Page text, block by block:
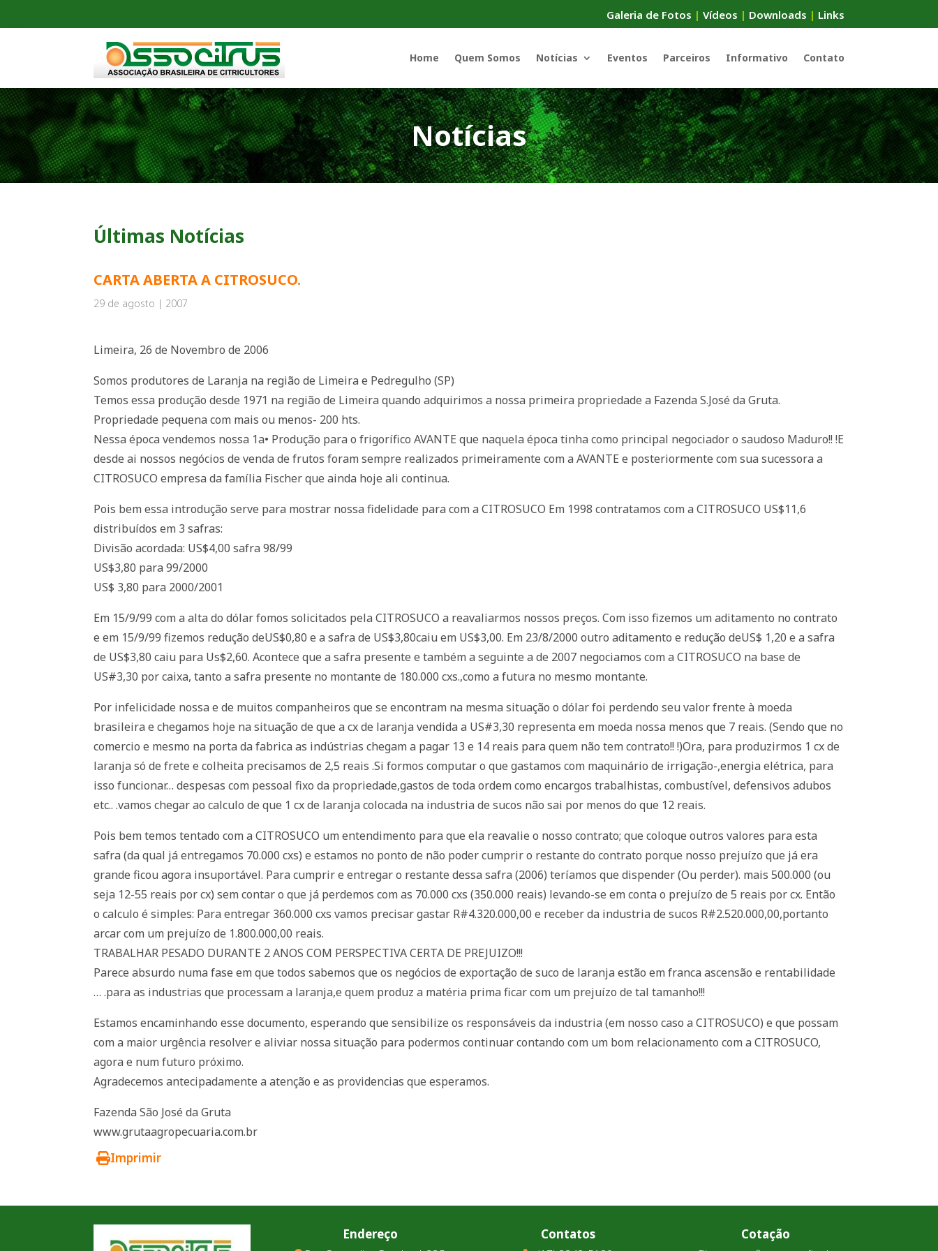
Galeria de Fotos | Vídeos | Downloads | Links
Home Quem Somos Notícias Eventos Parceiros Informativo Contato
Notícias
Últimas Notícias
CARTA ABERTA A CITROSUCO.
29 de agosto | 2007
Limeira, 26 de Novembro de 2006
Somos produtores de Laranja na região de Limeira e Pedregulho (SP)
Temos essa produção desde 1971 na região de Limeira quando adquirimos a nossa primeira propriedade a Fazenda S.José da Gruta.
Propriedade pequena com mais ou menos- 200 hts.
Nessa época vendemos nossa 1a• Produção para o frigorífico AVANTE que naquela época tinha como principal negociador o saudoso Maduro!! !E
desde ai nossos negócios de venda de frutos foram sempre realizados primeiramente com a AVANTE e posteriormente com sua sucessora a
CITROSUCO empresa da família Fischer que ainda hoje ali continua.
Pois bem essa introdução serve para mostrar nossa fidelidade para com a CITROSUCO Em 1998 contratamos com a CITROSUCO US$11,6
distribuídos em 3 safras:
Divisão acordada: US$4,00 safra 98/99
US$3,80 para 99/2000
US$ 3,80 para 2000/2001
Em 15/9/99 com a alta do dólar fomos solicitados pela CITROSUCO a reavaliarmos nossos preços. Com isso fizemos um aditamento no contrato
e em 15/9/99 fizemos redução deUS$0,80 e a safra de US$3,80caiu em US$3,00. Em 23/8/2000 outro aditamento e redução deUS$ 1,20 e a safra
de US$3,80 caiu para Us$2,60. Acontece que a safra presente e também a seguinte a de 2007 negociamos com a CITROSUCO na base de
US#3,30 por caixa, tanto a safra presente no montante de 180.000 cxs.,como a futura no mesmo montante.
Por infelicidade nossa e de muitos companheiros que se encontram na mesma situação o dólar foi perdendo seu valor frente à moeda
brasileira e chegamos hoje na situação de que a cx de laranja vendida a US#3,30 representa em moeda nossa menos que 7 reais. (Sendo que no
comercio e mesmo na porta da fabrica as indústrias chegam a pagar 13 e 14 reais para quem não tem contrato!! !)Ora, para produzirmos 1 cx de
laranja só de frete e colheita precisamos de 2,5 reais .Si formos computar o que gastamos com maquinário de irrigação-,energia elétrica, para
isso funcionar… despesas com pessoal fixo da propriedade,gastos de toda ordem como encargos trabalhistas, combustível, defensivos adubos
etc.. .vamos chegar ao calculo de que 1 cx de laranja colocada na industria de sucos não sai por menos do que 12 reais.
Pois bem temos tentado com a CITROSUCO um entendimento para que ela reavalie o nosso contrato; que coloque outros valores para esta
safra (da qual já entregamos 70.000 cxs) e estamos no ponto de não poder cumprir o restante do contrato porque nosso prejuízo que já era
grande ficou agora insuportável. Para cumprir e entregar o restante dessa safra (2006) teríamos que dispender (Ou perder). mais 500.000 (ou
seja 12-55 reais por cx) sem contar o que já perdemos com as 70.000 cxs (350.000 reais) levando-se em conta o prejuízo de 5 reais por cx. Então
o calculo é simples: Para entregar 360.000 cxs vamos precisar gastar R#4.320.000,00 e receber da industria de sucos R#2.520.000,00,portanto
arcar com um prejuízo de 1.800.000,00 reais.
TRABALHAR PESADO DURANTE 2 ANOS COM PERSPECTIVA CERTA DE PREJUIZO!!!
Parece absurdo numa fase em que todos sabemos que os negócios de exportação de suco de laranja estão em franca ascensão e rentabilidade
… .para as industrias que processam a laranja,e quem produz a matéria prima ficar com um prejuízo de tal tamanho!!!
Estamos encaminhando esse documento, esperando que sensibilize os responsáveis da industria (em nosso caso a CITROSUCO) e que possam
com a maior urgência resolver e aliviar nossa situação para podermos continuar contando com um bom relacionamento com a CITROSUCO,
agora e num futuro próximo.
Agradecemos antecipadamente a atenção e as providencias que esperamos.
Fazenda São José da Gruta
www.grutaagropecuaria.com.br
Imprimir
Endereço Contatos Cotação